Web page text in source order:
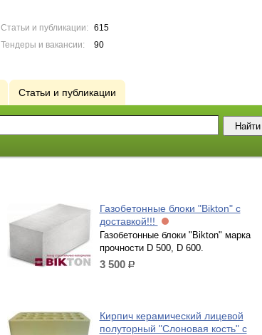
Статьи и публикации:
615
Тендеры и вакансии:
90
Статьи и публикации
Газобетонные блоки "Bikton" с
доставкой!!!
Газобетонные блоки "Bikton" марка
прочности D 500, D 600.
3 500 р.
Кирпич керамический лицевой
полуторный "Слоновая кость" с